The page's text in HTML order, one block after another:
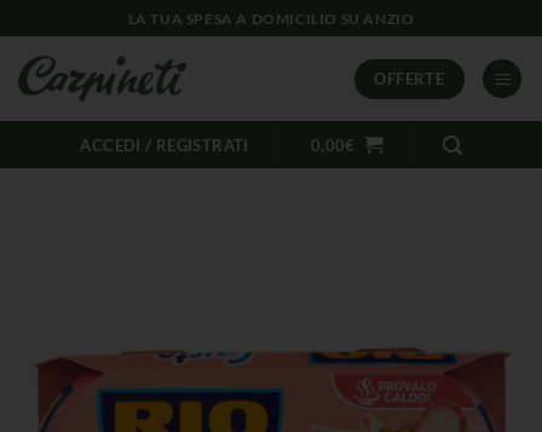
LA TUA SPESA A DOMICILIO SU ANZIO
OFFERTE
ACCEDI / REGISTRATI 0,00€